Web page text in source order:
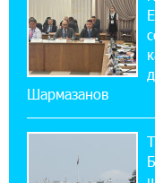
12:17:04
Против
Аршак
12:04:45
При
Вайка
электростанция
Шармазанов